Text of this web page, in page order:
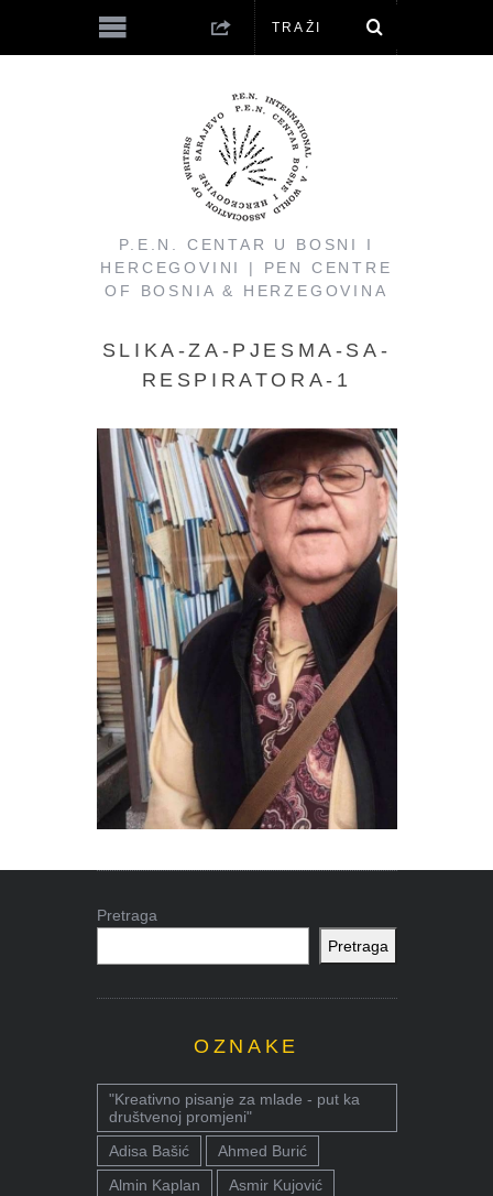
P.E.N. CENTAR U BOSNI I
HERCEGOVINI | PEN CENTRE
OF BOSNIA & HERZEGOVINA
SLIKA-ZA-PJESMA-SA-
RESPIRATORA-1
Pretraga
Pretraga
OZNAKE
"Kreativno pisanje za mlade - put ka
društvenoj promjeni"
Adisa Bašić
Ahmed Burić
Almin Kaplan
Asmir Kujović